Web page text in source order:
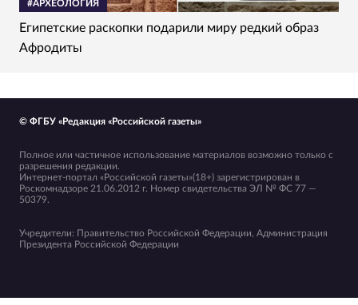
#АРХЕОЛОГИЯ
Египетские раскопки подарили миру редкий образ
Афродиты
© ФГБУ «Редакция «Российской газеты»
Полное или частичное использование материалов возможно только с
разрешения редакции.
Интернет-портал «Российской газеты»(18+) зарегистрирован в
Роскомнадзоре 21.06.2012 г. Номер свидетельства ЭЛ № ФС 77 —
50379.
Учредители: Правительство Российской Федерации, Администрация
Президента Российской Федерации